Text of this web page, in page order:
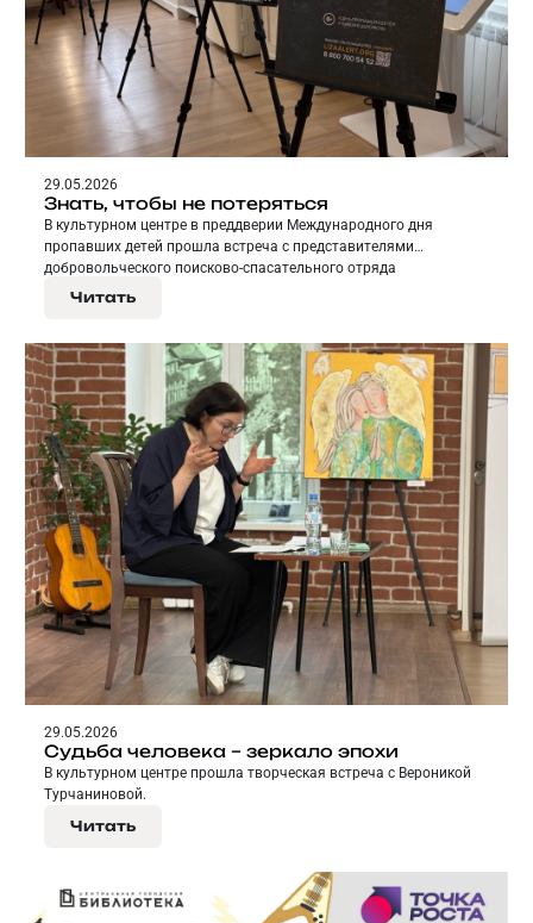
29.05.2026
Знать, чтобы не потеряться
В культурном центре в преддверии Международного дня
пропавших детей прошла встреча с представителями
добровольческого поисково-спасательного отряда
«ЛизаАлерт».
Читать
29.05.2026
Судьба человека – зеркало эпохи
В культурном центре прошла творческая встреча с Вероникой
Турчаниновой.
Читать